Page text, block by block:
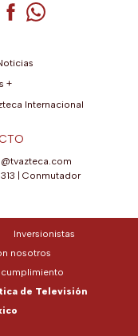
(se abre en una
(se abre en una
TikTok (se abre en
de YouTube (se abre
de Telegram (se
Cuenta de
Cuenta de
+
Internacional
Conmutador
Inversionistas
nosotros
de Televisión